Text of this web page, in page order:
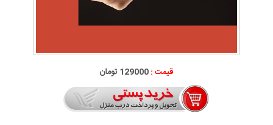
قیمت :129000 تومان